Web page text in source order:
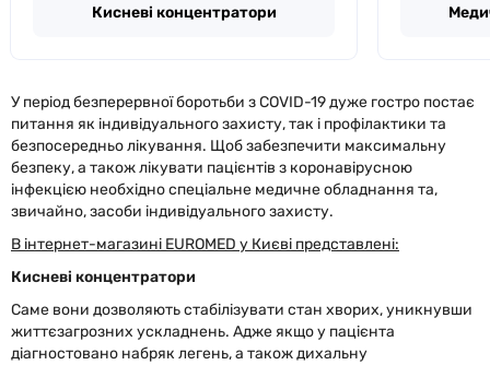
Кисневі концентратори
У період безперервної боротьби з COVID-19 дуже гостро постає
питання як індивідуального захисту, так і профілактики та
безпосередньо лікування. Щоб забезпечити максимальну
безпеку, а також лікувати пацієнтів з коронавірусною
інфекцією необхідно спеціальне медичне обладнання та,
звичайно, засоби індивідуального захисту.
В інтернет-магазині EUROMED у Києві представлені:
Кисневі концентратори
Саме вони дозволяють стабілізувати стан хворих, уникнувши
життєзагрозних ускладнень. Адже якщо у пацієнта
діагностовано набряк легень, а також дихальну